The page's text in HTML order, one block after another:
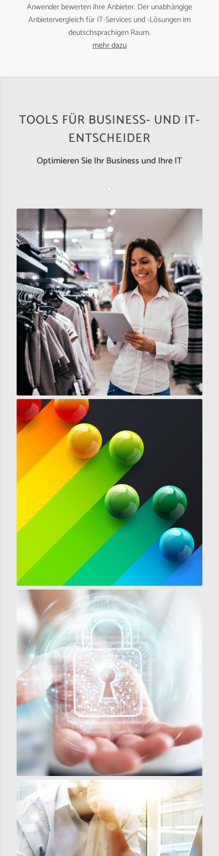
Anwender bewerten ihre Anbieter. Der unabhängige
Anbietervergleich für IT-Services und -Lösungen im
deutschsprachigen Raum.
mehr dazu
TOOLS FÜR BUSINESS- UND IT-
ENTSCHEIDER
Optimieren Sie Ihr Business und Ihre IT